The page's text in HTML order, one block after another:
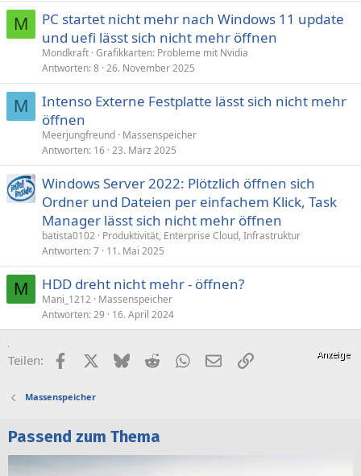
M
PC startet nicht mehr nach Windows 11 update
und uefi lässt sich nicht mehr öffnen
Mondkraft Grafikkarten: Probleme mit Nvidia
Antworten 8 26. November 2025
M
Intenso Externe Festplatte lässt sich nicht mehr
öffnen
Meerjungfreund Massenspeicher
Antworten 16 23. März 2025
Windows Server 2022: Plötzlich öffnen sich
Ordner und Dateien per einfachem Klick, Task
Manager lässt sich nicht mehr öffnen
batista0102 Produktivität, Enterprise Cloud, Infrastruktur
Antworten 7 11. Mai 2025
M HDD dreht nicht mehr - öffnen?
Mani_1212 Massenspeicher
Antworten 29 16. April 2024
Teilen: FacebookX (Twitter)
BlueskyRedditWhatsApp
E-MailLink
Massenspeicher
Passend zum Thema